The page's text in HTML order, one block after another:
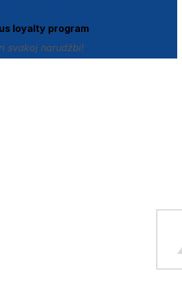
loyalty program
svakoj narudžbi!